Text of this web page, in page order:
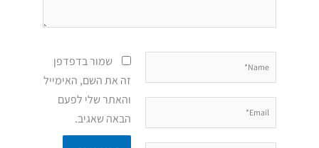
Email*
שמור בדפדפן
זה את השם, האימייל
והאתר שלי לפעם
הבאה שאגיב.